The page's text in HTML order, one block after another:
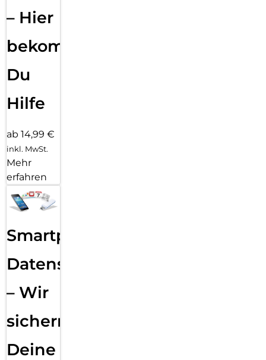
– Hier
bekommst
Du
Hilfe
ab 14,99 €
inkl. MwSt.
Mehr
erfahren
Smartphone
Datensicherung
– Wir
sichern
Deine